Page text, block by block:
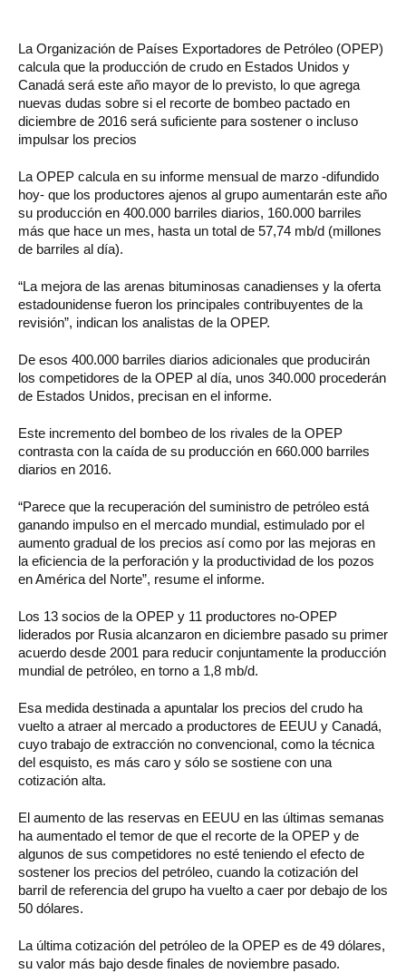
La Organización de Países Exportadores de Petróleo (OPEP)
calcula que la producción de crudo en Estados Unidos y
Canadá será este año mayor de lo previsto, lo que agrega
nuevas dudas sobre si el recorte de bombeo pactado en
diciembre de 2016 será suficiente para sostener o incluso
impulsar los precios
La OPEP calcula en su informe mensual de marzo -difundido
hoy- que los productores ajenos al grupo aumentarán este año
su producción en 400.000 barriles diarios, 160.000 barriles
más que hace un mes, hasta un total de 57,74 mb/d (millones
de barriles al día).
“La mejora de las arenas bituminosas canadienses y la oferta
estadounidense fueron los principales contribuyentes de la
revisión”, indican los analistas de la OPEP.
De esos 400.000 barriles diarios adicionales que producirán
los competidores de la OPEP al día, unos 340.000 procederán
de Estados Unidos, precisan en el informe.
Este incremento del bombeo de los rivales de la OPEP
contrasta con la caída de su producción en 660.000 barriles
diarios en 2016.
“Parece que la recuperación del suministro de petróleo está
ganando impulso en el mercado mundial, estimulado por el
aumento gradual de los precios así como por las mejoras en
la eficiencia de la perforación y la productividad de los pozos
en América del Norte”, resume el informe.
Los 13 socios de la OPEP y 11 productores no-OPEP
liderados por Rusia alcanzaron en diciembre pasado su primer
acuerdo desde 2001 para reducir conjuntamente la producción
mundial de petróleo, en torno a 1,8 mb/d.
Esa medida destinada a apuntalar los precios del crudo ha
vuelto a atraer al mercado a productores de EEUU y Canadá,
cuyo trabajo de extracción no convencional, como la técnica
del esquisto, es más caro y sólo se sostiene con una
cotización alta.
El aumento de las reservas en EEUU en las últimas semanas
ha aumentado el temor de que el recorte de la OPEP y de
algunos de sus competidores no esté teniendo el efecto de
sostener los precios del petróleo, cuando la cotización del
barril de referencia del grupo ha vuelto a caer por debajo de los
50 dólares.
La última cotización del petróleo de la OPEP es de 49 dólares,
su valor más bajo desde finales de noviembre pasado.